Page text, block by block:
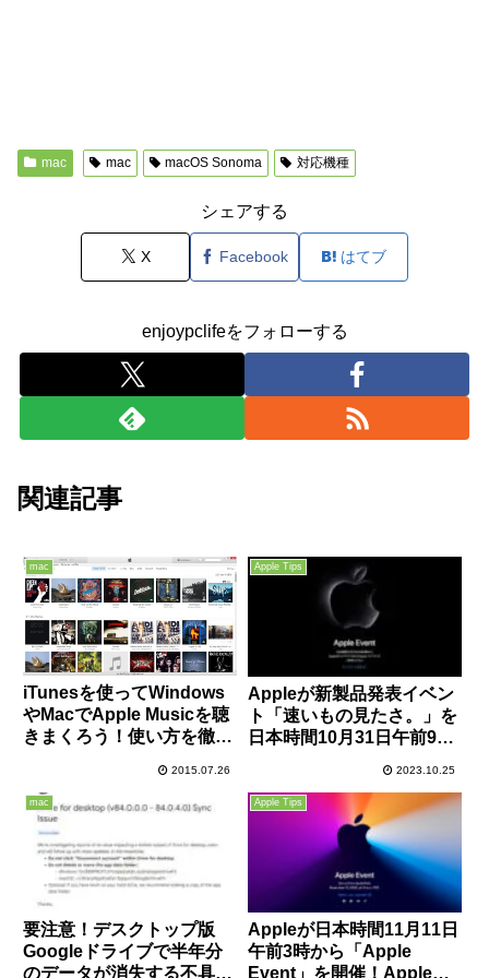
mac mac macOS Sonoma 対応機種
シェアする
X Facebook はてブ
enjoypclifeをフォローする
関連記事
mac
iTunesを使ってWindows
やMacでApple Musicを聴
きまくろう！使い方を徹底
2015.07.26
Apple Tips
Appleが新製品発表イベン
ト「速いもの見たさ。」を
日本時間10月31日午前9時
2023.10.25
mac
要注意！デスクトップ版
Googleドライブで半年分
のデータが消失する不具合
Apple Tips
Appleが日本時間11月11日
午前3時から「Apple
Event」を開催！Apple